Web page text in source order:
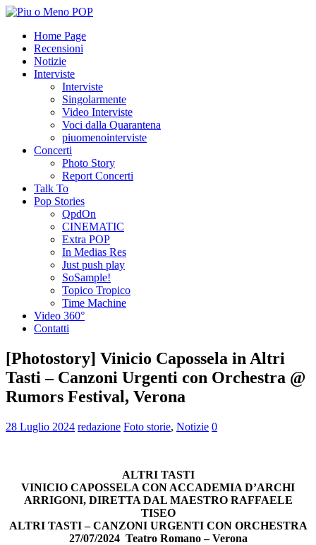
Home Page
Recensioni
Notizie
Interviste
Interviste
Singolarmente
Video Interviste
Voci dalla Quarantena
piuomenointerviste
Concerti
Photo Story
Report Concerti
Talk To
Pop Stories
QpdOn
CINEMATIC
Extra POP
In Medias Res
Just push play
SoSample!
Topico Tropico
Time Machine
Video 360°
Contatti
[Photostory] Vinicio Capossela in Altri
Tasti – Canzoni Urgenti con Orchestra @
Rumors Festival, Verona
28 Luglio 2024 redazione Foto storie, Notizie 0
ALTRI TASTI
VINICIO CAPOSSELA CON ACCADEMIA D’ARCHI
ARRIGONI, DIRETTA DAL MAESTRO RAFFAELE
TISEO
ALTRI TASTI – CANZONI URGENTI CON ORCHESTRA
27/07/2024 Teatro Romano – Verona